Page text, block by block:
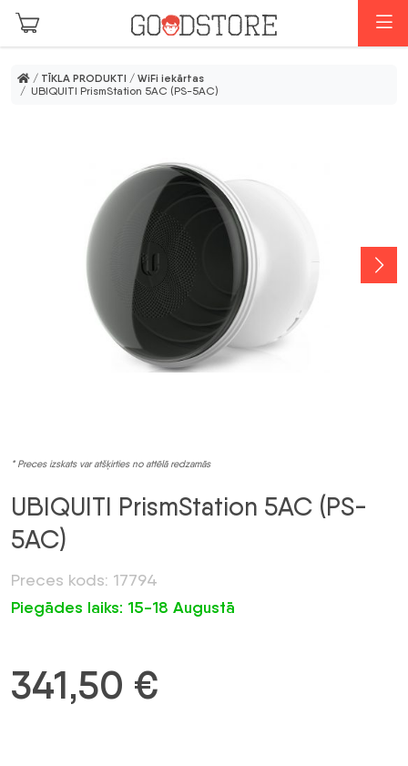
Skip to main content
/ TĪKLA PRODUKTI / WiFi iekārtas
/ UBIQUITI PrismStation 5AC (PS-5AC)
* Preces izskats var atšķirties no attēlā redzamās
UBIQUITI PrismStation 5AC (PS-
5AC)
Preces kods: 17794
Piegādes laiks: 15-18 Augustā
341,50 €